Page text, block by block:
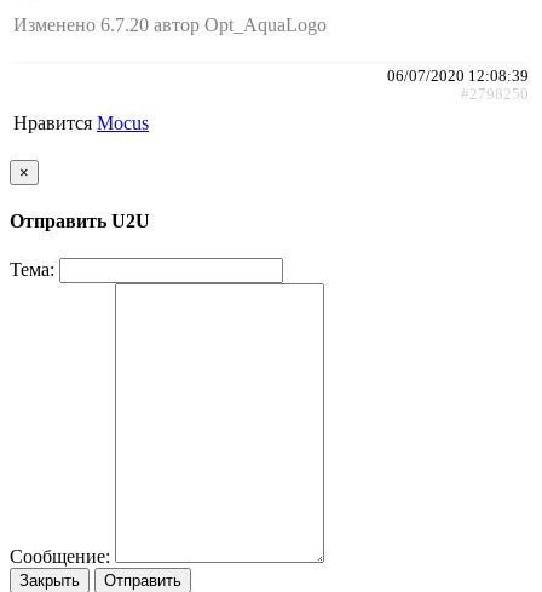
Изменено 6.7.20 автор Opt_AquaLogo
06/07/2020 12:08:39
#2798250
Нравится Mocus
×
Отправить U2U
Тема:
Сообщение:
Закрыть Отправить